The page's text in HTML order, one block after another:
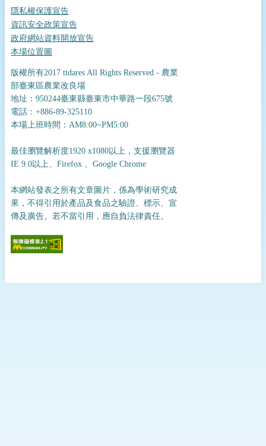
隱私權保護宣告
資訊安全政策宣告
政府網站資料開放宣告
本場位置圖
版權所有2017 ttdares All Rights Reserved - 農業
部臺東區農業改良場
地址：950244臺東縣臺東市中華路一段675號
電話：+886-89-325110
本場上班時間：AM8:00~PM5:00
最佳瀏覽解析度1920 x1080以上，支援瀏覽器
IE 9.0以上、Firefox 、Google Chrome
本網站發表之所有文章圖片，係為學術研究成
果，不得引用於產品及食品之驗證、標示、宣
傳及廣告。若不當引用，應自負法律責任。